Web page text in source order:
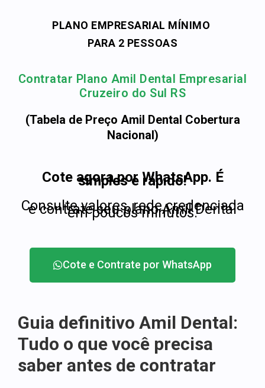
PLANO EMPRESARIAL MÍNIMO
PARA 2 PESSOAS
Contratar Plano Amil Dental Empresarial
Cruzeiro do Sul RS
(Tabela de Preço Amil Dental Cobertura
Nacional)
Cote agora por WhatsApp. É
simples e rápido!
Consulte valores, rede credenciada
e contrate seu plano Amil Dental
em poucos minutos.
Cote e Contrate por WhatsApp
Guia definitivo Amil Dental:
Tudo o que você precisa
saber antes de contratar